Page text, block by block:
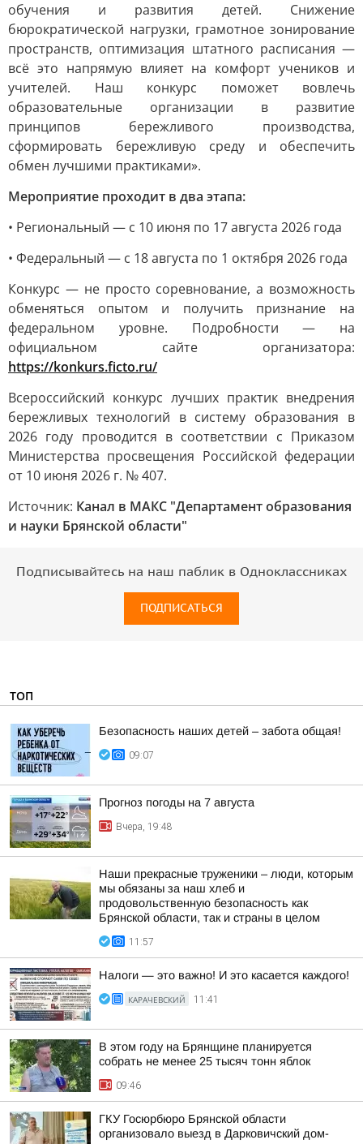
обучения и развития детей. Снижение
бюрократической нагрузки, грамотное зонирование
пространств, оптимизация штатного расписания —
всё это напрямую влияет на комфорт учеников и
учителей. Наш конкурс поможет вовлечь
образовательные организации в развитие
принципов бережливого производства,
сформировать бережливую среду и обеспечить
обмен лучшими практиками».
Мероприятие проходит в два этапа:
• Региональный — с 10 июня по 17 августа 2026 года
• Федеральный — с 18 августа по 1 октября 2026 года
Конкурс — не просто соревнование, а возможность
обменяться опытом и получить признание на
федеральном уровне. Подробности — на
официальном сайте организатора:
https://konkurs.ficto.ru/
Всероссийский конкурс лучших практик внедрения
бережливых технологий в систему образования в
2026 году проводится в соответствии с Приказом
Министерства просвещения Российской федерации
от 10 июня 2026 г. № 407.
Источник: Канал в МАКС "Департамент образования
и науки Брянской области"
Подписывайтесь на наш паблик в Одноклассниках
ПОДПИСАТЬСЯ
ТОП
Безопасность наших детей – забота общая!
09:07
Прогноз погоды на 7 августа
Вчера, 19:48
Наши прекрасные труженики – люди, которым
мы обязаны за наш хлеб и
продовольственную безопасность как
Брянской области, так и страны в целом
11:57
Налоги — это важно! И это касается каждого!
КАРАЧЕВСКИЙ 11:41
В этом году на Брянщине планируется
собрать не менее 25 тысяч тонн яблок
09:46
ГКУ Госюрбюро Брянской области
организовало выезд в Дарковичский дом-